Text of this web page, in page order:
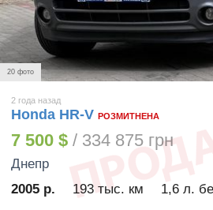
20 фото
2 года назад
Honda HR-V РОЗМИТНЕНА
7 500 $ / 334 875 грн
Днепр
2005 р.
193 тыс. км 1,6 л.